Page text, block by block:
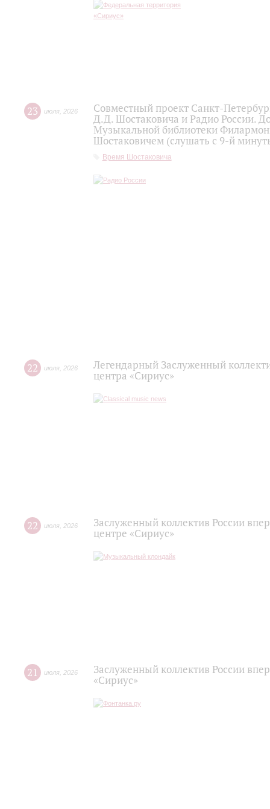
23 июля 2026
Совместный проект Санкт-
Д.Д. Шостаковича и Радио России.
Музыкальной библиотеки
Шостаковичем (слушать с 9-й
Время Шостаковича
22 июля 2026
Легендарный Заслуженный
центра «Сириус»
22 июля 2026
Заслуженный коллектив России
центре «Сириус»
21 июля 2026
Заслуженный коллектив России
«Сириус»